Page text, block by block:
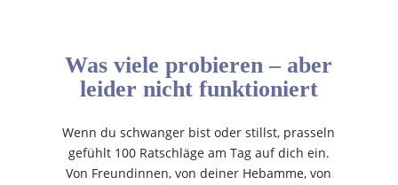
Was viele probieren – aber
leider nicht funktioniert
Wenn du schwanger bist oder stillst, prasseln
gefühlt 100 Ratschläge am Tag auf dich ein.
Von Freundinnen, von deiner Hebamme, von